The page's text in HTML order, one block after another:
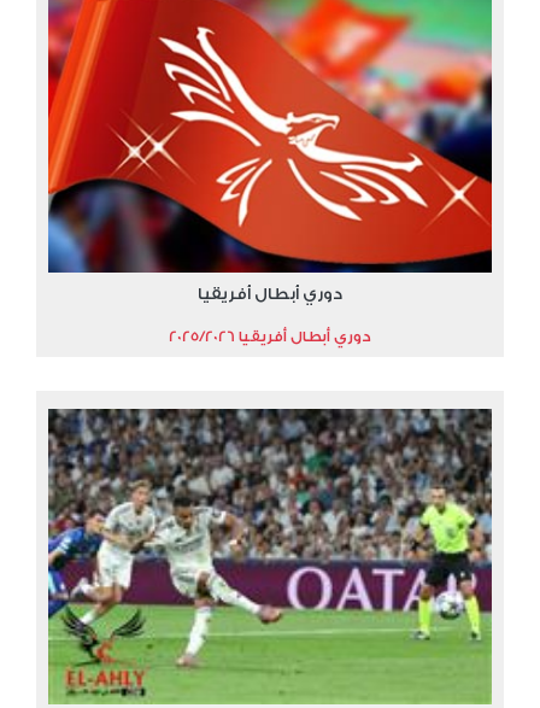
دوري أبطال أفريقيا
دوري أبطال أفريقيا 2025/2026